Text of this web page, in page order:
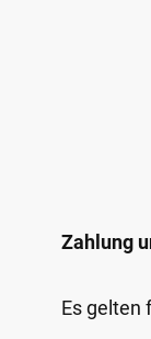
Zahlung
Es gelten